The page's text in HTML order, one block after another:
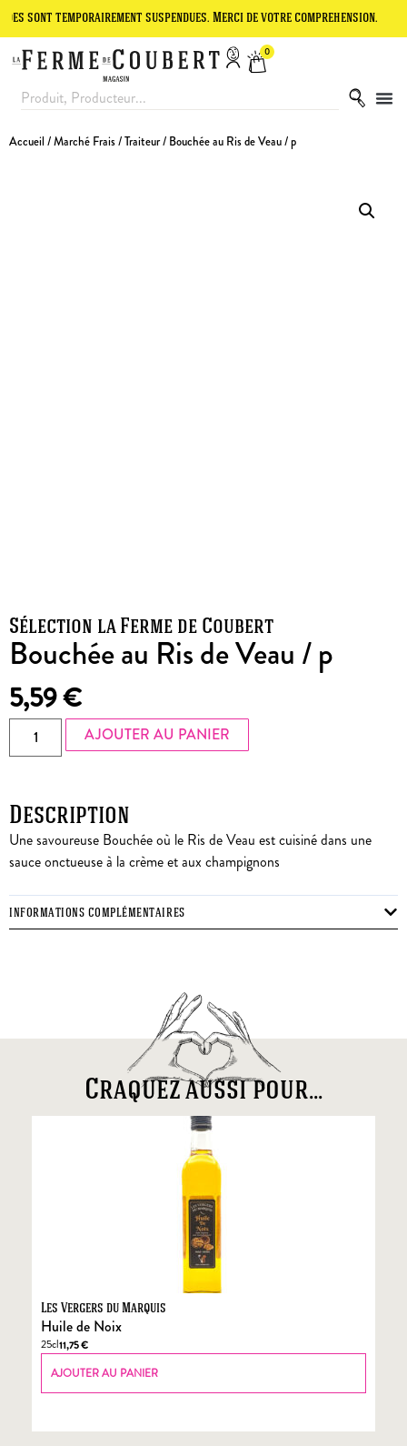
suspendues. Merci de votre compréhension. Le site
0
Accueil /Marché Frais/Traiteur/ Bouchée au Ris de Veau / p
Sélection la Ferme de Coubert
Bouchée au Ris de Veau / p
5,59€
AJOUTER AU PANIER
Description
Une savoureuse Bouchée où le Ris de Veau est cuisiné dans une
sauce onctueuse à la crème et aux champignons
INFORMATIONS COMPLÉMENTAIRES
Craquez aussi pour...
Les Vergers du Marquis
Huile de Noix
25cl11,75€
AJOUTER AU PANIER